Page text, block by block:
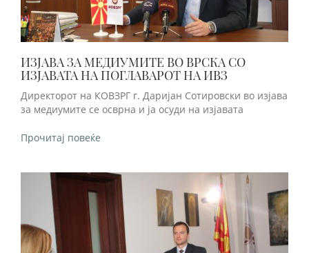
ИЗЈАВА ЗА МЕДИУМИТЕ ВО ВРСКА СО
ИЗЈАВАТА НА ПОГЛАВАРОТ НА ИВЗ
Директорот на КОВЗРГ г. Даријан Сотировски во изјава
за медиумите се осврна и ја осуди на изјавата
Прочитај повеќе